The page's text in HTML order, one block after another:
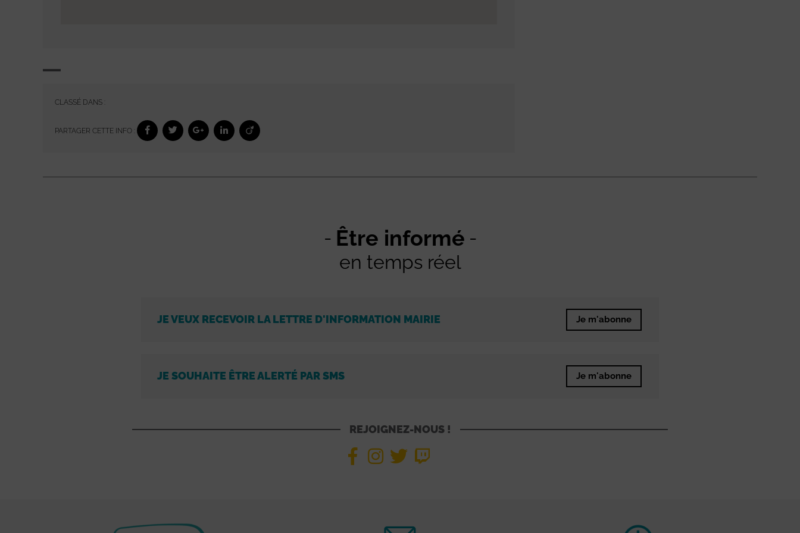
CLASSÉ DANS :
PARTAGER CETTE INFO :
Être informé
en temps réel
JE VEUX RECEVOIR LA LETTRE D'INFORMATION MAIRIE Je m'abonne
JE SOUHAITE ÊTRE ALERTÉ PAR SMS Je m'abonne
REJOIGNEZ-NOUS !